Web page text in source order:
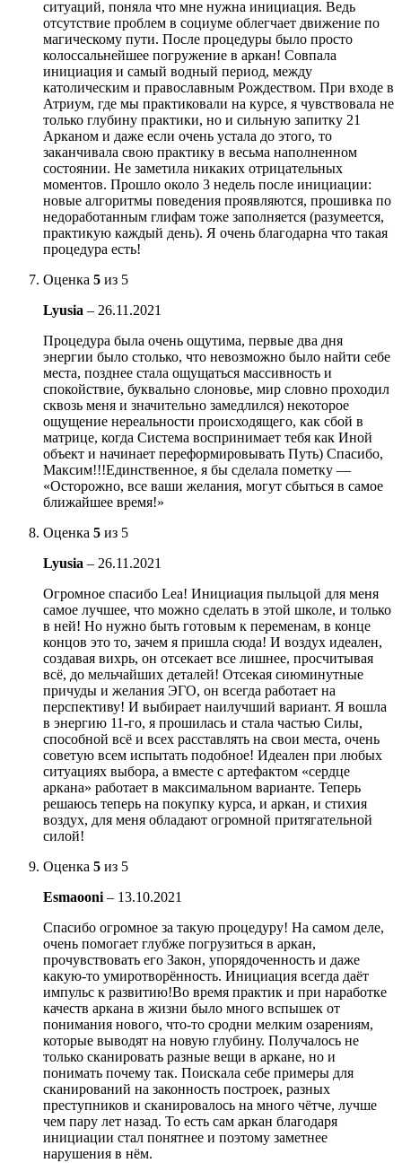
ситуаций, поняла что мне нужна инициация. Ведь
отсутствие проблем в социуме облегчает движение по
магическому пути. После процедуры было просто
колоссальнейшее погружение в аркан! Совпала
инициация и самый водный период, между
католическим и православным Рождеством. При входе в
Атриум, где мы практиковали на курсе, я чувствовала не
только глубину практики, но и сильную запитку 21
Арканом и даже если очень устала до этого, то
заканчивала свою практику в весьма наполненном
состоянии. Не заметила никаких отрицательных
моментов. Прошло около 3 недель после инициации:
новые алгоритмы поведения проявляются, прошивка по
недоработанным глифам тоже заполняется (разумеется,
практикую каждый день). Я очень благодарна что такая
процедура есть!
Оценка 5 из 5
Lyusia – 26.11.2021
Процедура была очень ощутима, первые два дня
энергии было столько, что невозможно было найти себе
места, позднее стала ощущаться массивность и
спокойствие, буквально слоновье, мир словно проходил
сквозь меня и значительно замедлился) некоторое
ощущение нереальности происходящего, как сбой в
матрице, когда Система воспринимает тебя как Иной
объект и начинает переформировывать Путь) Спасибо,
Максим!!!Единственное, я бы сделала пометку —
«Осторожно, все ваши желания, могут сбыться в самое
ближайшее время!»
Оценка 5 из 5
Lyusia – 26.11.2021
Огромное спасибо Lea! Инициация пыльцой для меня
самое лучшее, что можно сделать в этой школе, и только
в ней! Но нужно быть готовым к переменам, в конце
концов это то, зачем я пришла сюда! И воздух идеален,
создавая вихрь, он отсекает все лишнее, просчитывая
всё, до мельчайших деталей! Отсекая сиюминутные
причуды и желания ЭГО, он всегда работает на
перспективу! И выбирает наилучший вариант. Я вошла
в энергию 11-го, я прошилась и стала частью Силы,
способной всё и всех расставлять на свои места, очень
советую всем испытать подобное! Идеален при любых
ситуациях выбора, а вместе с артефактом «сердце
аркана» работает в максимальном варианте. Теперь
решаюсь теперь на покупку курса, и аркан, и стихия
воздух, для меня обладают огромной притягательной
силой!
Оценка 5 из 5
Esmaooni – 13.10.2021
Спасибо огромное за такую процедуру! На самом деле,
очень помогает глубже погрузиться в аркан,
прочувствовать его Закон, упорядоченность и даже
какую-то умиротворённость. Инициация всегда даёт
импульс к развитию!Во время практик и при наработке
качеств аркана в жизни было много вспышек от
понимания нового, что-то сродни мелким озарениям,
которые выводят на новую глубину. Получалось не
только сканировать разные вещи в аркане, но и
понимать почему так. Поискала себе примеры для
сканирований на законность построек, разных
преступников и сканировалось на много чётче, лучше
чем пару лет назад. То есть сам аркан благодаря
инициации стал понятнее и поэтому заметнее
нарушения в нём.